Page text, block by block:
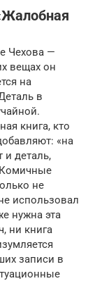
Чехова —
вещах он
на
в
книга, кто
«на
и деталь,
Комичные
не
использовал
нужна эта
ни книга
записи в